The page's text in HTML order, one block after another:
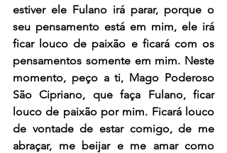
estiver ele Fulano irá parar, porque o
seu pensamento está em mim, ele irá
ficar louco de paixão e ficará com os
pensamentos somente em mim. Neste
momento, peço a ti, Mago Poderoso
São Cipriano, que faça Fulano, ficar
louco de paixão por mim. Ficará louco
de vontade de estar comigo, de me
abraçar, me beijar e me amar como